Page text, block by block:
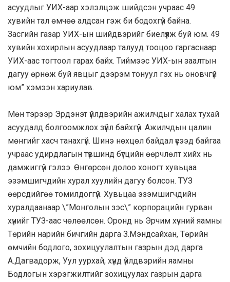
асуудлыг УИХ-аар хэлэлцэж шийдсэн учраас 49
хувийн тал өмчөө алдсан гэж би бодохгүй байна.
Засгийн газар УИХ-ын шийдвэрийг биелүүлж буй юм. 49
хувийн хохирлын асуудлаар талууд тооцоо гаргаснаар
УИХ-аас тогтоол гарах байх. Тиймээс УИХ-ын заалтын
дагуу өрнөж буй явцыг дээрэм тонуул гэх нь оновчгүй
юм” хэмээн хариулав.
Мөн тэрээр Эрдэнэт үйлдвэрийн ажилчдыг халах тухай
асуудалд болгоомжлох зүйл байхгүй. Ажилчдын цалин
мөнгийг хасч танахгүй. Шинэ нөхцөл байдал үүсээд байгаа
учраас удирдлагын түвшинд бүтцийн өөрчлөлт хийх нь
дамжиггүй гэлээ. Өнгөрсөн долоо хоногт хувьцаа
эзэмшигчдийн хурал хуулийн дагуу болсон. ТУЗ
өөрсдийгөө томилдоггүй. Хувьцаа эзэмшигчдийн
хуралдаанаар \”Монголын зэс\” корпорацийн гурван
хүнийг ТУЗ-аас чөлөөлсөн. Оронд нь Эрчим хүчний яамны
Төрийн нарийн бичгийн дарга З.Мэндсайхан, Төрийн
өмчийн бодлого, зохицуулалтын газрын дэд дарга
А.Дагвадорж, Уул уурхай, хүнд үйлдвэрийн яамны
Бодлогын хэрэгжилтийг зохицуулах газрын дарга